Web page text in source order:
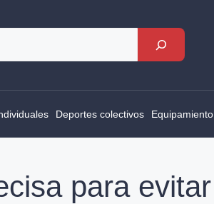
Deportes colectivos Equipamiento
para evitar